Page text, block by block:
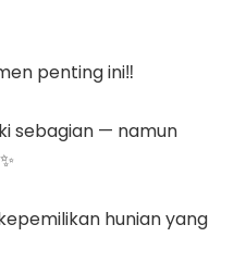
penting ini‼️
sebagian — namun
hunian yang